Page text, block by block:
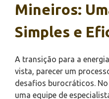
Mineiros:
Simples e
A transição para a
vista, parecer um
desafios burocráticos.
uma equipe de